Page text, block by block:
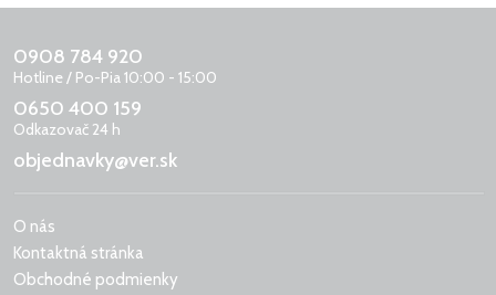
0908 784 920
Hotline / Po-Pia 10:00 - 15:00
0650 400 159
Odkazovač 24 h
objednavky@ver.sk
O nás
Kontaktná stránka
Obchodné podmienky